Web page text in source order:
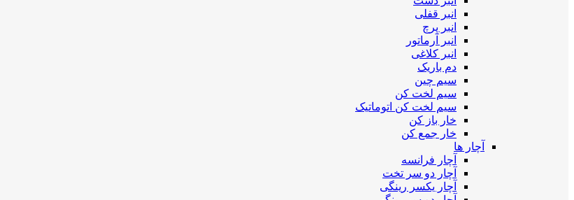
انبر قفلی
انبر پرچ
انبر آرماتور
انبر کلاغی
دم باریک
سیم چین
سیم لخت کن
سیم لخت کن اتوماتیک
خار باز کن
خار جمع کن
آچار ها
آچار فرانسه
آچار دو سر تخت
آچار یکسر رینگی